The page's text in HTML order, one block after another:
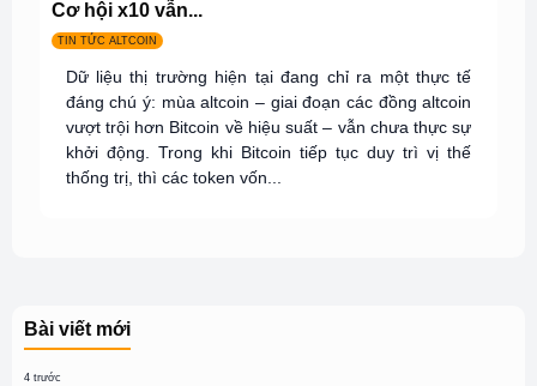
Cơ hội x10 vẫn...
TIN TỨC ALTCOIN
Dữ liệu thị trường hiện tại đang chỉ ra một thực tế
đáng chú ý: mùa altcoin – giai đoạn các đồng altcoin
vượt trội hơn Bitcoin về hiệu suất – vẫn chưa thực sự
khởi động. Trong khi Bitcoin tiếp tục duy trì vị thế
thống trị, thì các token vốn...
Bài viết mới
4 trước